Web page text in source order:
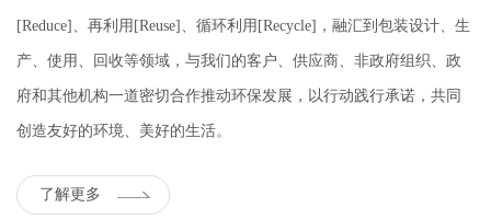
[Reduce]、再利用[Reuse]、循环利用[Recycle]，融汇到包装设计、生
产、使用、回收等领域，与我们的客户、供应商、非政府组织、政
府和其他机构一道密切合作推动环保发展，以行动践行承诺，共同
创造友好的环境、美好的生活。
了解更多